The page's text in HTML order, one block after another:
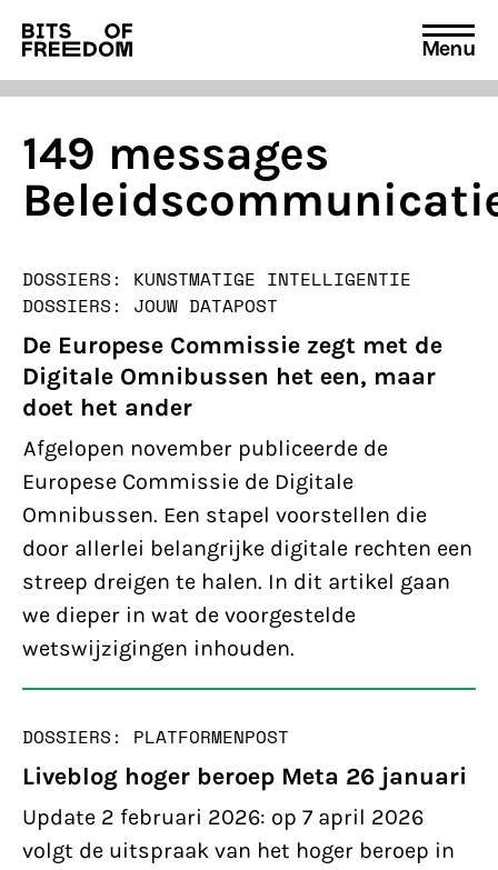
Search
for:
Menu
149 messages
DOSSIERS: KUNSTMATIGE INTELLIGENTIE
DOSSIERS: JOUW DATAPOST
De Europese Commissie zegt met de
Digitale Omnibussen het een, maar
doet het ander
Afgelopen november publiceerde de
Europese Commissie de Digitale
Omnibussen. Een stapel voorstellen die
door allerlei belangrijke digitale rechten een
streep dreigen te halen. In dit artikel gaan
we dieper in wat de voorgestelde
wetswijzigingen inhouden.
DOSSIERS: PLATFORMENPOST
Liveblog hoger beroep Meta 26 januari
Update 2 februari 2026: op 7 april 2026
volgt de uitspraak van het hoger beroep in